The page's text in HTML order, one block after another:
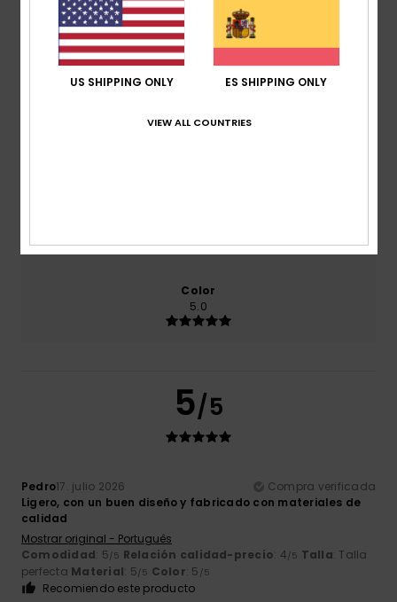
El 100% de nuestros clientes recomiendan este
producto
Demasiado pequeño
Demasiado grande
Color
5.0
5/5
Pedro17. julio 2026
Compra verificada
Ligero, con un buen diseño y fabricado con materiales de
calidad
Mostrar original - Português
Comodidad: 5/5 Relación calidad-precio: 4/5 Talla: Talla
perfecta Material: 5/5 Color: 5 /5
Recomiendo este producto
US SHIPPING ONLY ES SHIPPING ONLY
VIEW ALL COUNTRIES